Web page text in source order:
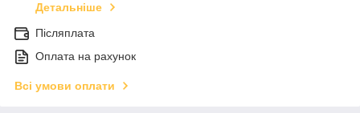
Детальніше
Післяплата
Оплата на рахунок
Всі умови оплати